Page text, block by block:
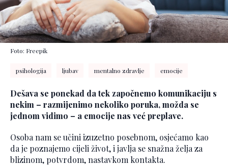
Foto: Freepik
psihologija ljubav mentalno zdravlje emocije
Dešava se ponekad da tek započnemo komunikaciju s
nekim – razmijenimo nekoliko poruka, možda se
jednom vidimo – a emocije nas već preplave.
Osoba nam se učini izuzetno posebnom, osjećamo kao
da je poznajemo cijeli život, i javlja se snažna želja za
blizinom, potvrdom, nastavkom kontakta.